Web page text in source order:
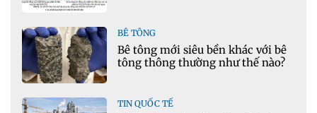
BÊ TÔNG
Bê tông mới siêu bền khác với bê
tông thông thường như thế nào?
TIN QUỐC TẾ